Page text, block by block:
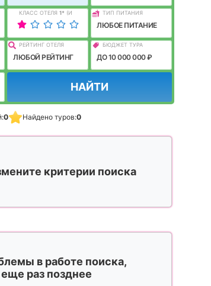
КЛАСС ОТЕЛЯ 1* (И
ЛУЧШЕ)
ТИП ПИТАНИЯ
ЛЮБОЕ ПИТАНИЕ
РЕЙТИНГ ОТЕЛЯ
ЛЮБОЙ РЕЙТИНГ
БЮДЖЕТ ТУРА
ДО 10 000 000 ₽
НАЙТИ
0 Найдено туров:0
критерии поиска
в работе поиска,
раз позднее